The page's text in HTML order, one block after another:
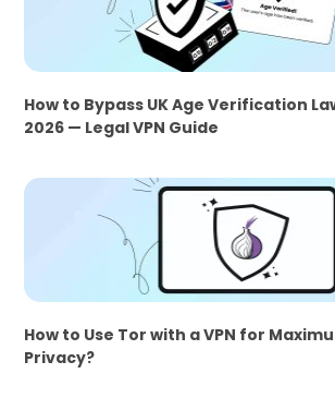
How to Bypass UK Age Verification
2026 — Legal VPN Guide
How to Use Tor with a VPN for
Privacy?